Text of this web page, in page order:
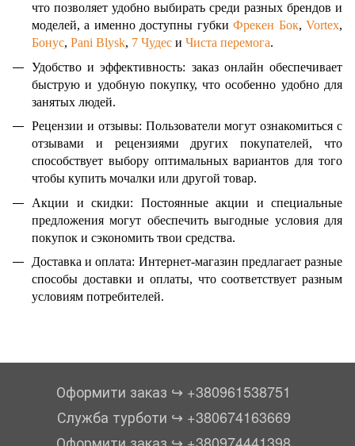
что позволяет удобно выбирать среди разных брендов и
моделей, а именно доступны губкиФрекен Бок,Vortex,
Бонус, Pani Blysk, 7 Чудес и Чиста перемога.
Удобство и эффективность: заказ онлайн обеспечивает
быструю и удобную покупку, что особенно удобно для
занятых людей.
Рецензии и отзывы: Пользователи могут ознакомиться с
отзывами и рецензиями других покупателей, что
способствует выбору оптимальных вариантов для того
чтобы купить мочалки или другой товар.
Акции и скидки: Постоянные акции и специальные
предложения могут обеспечить выгодные условия для
покупок и сэкономить твои средства.
Доставка и оплата: Интернет-магазин предлагает разные
способы доставки и оплаты, что соответствует разным
условиям потребителей.
Оформити заказ ↪︎ +380961538751
Служба турботи ↪︎ +380674163669
Оформити заказ ↪︎ +380974441398